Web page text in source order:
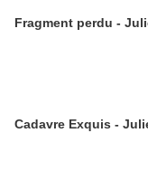
Fragment perdu -
Cadavre Exquis -